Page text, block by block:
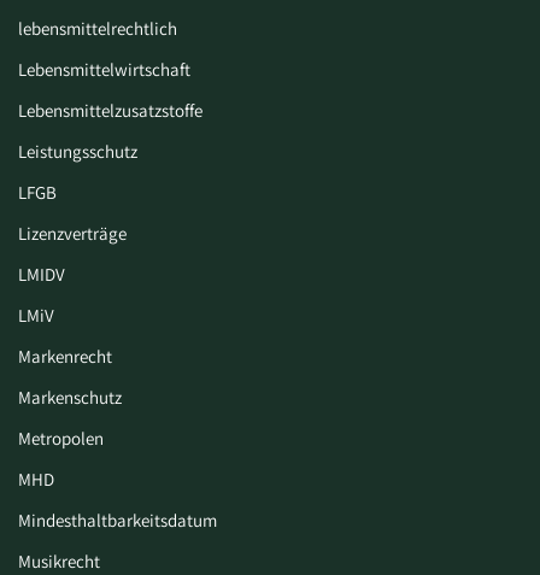
lebensmittelrechtlich
Lebensmittelwirtschaft
Lebensmittelzusatzstoffe
Leistungsschutz
LFGB
Lizenzverträge
LMIDV
LMiV
Markenrecht
Markenschutz
Metropolen
MHD
Mindesthaltbarkeitsdatum
Musikrecht